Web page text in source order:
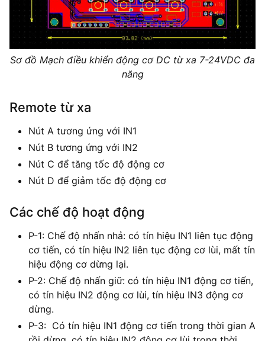
Sơ đồ Mạch điều khiển động cơ DC từ xa 7-24VDC đa
năng
Remote từ xa
Nút A tương ứng với IN1
Nút B tương ứng với IN2
Nút C để tăng tốc độ động cơ
Nút D để giảm tốc độ động cơ
Các chế độ hoạt động
P-1: Chế độ nhấn nhả: có tín hiệu IN1 liên tục động
cơ tiến, có tín hiệu IN2 liên tục động cơ lùi, mất tín
hiệu động cơ dừng lại.
P-2: Chế độ nhấn giữ: có tín hiệu IN1 động cơ tiến,
có tín hiệu IN2 động cơ lùi, tín hiệu IN3 động cơ
dừng.
P-3: Có tín hiệu IN1 động cơ tiến trong thời gian A